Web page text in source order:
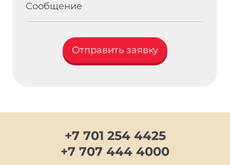
Сообщение
Отправить заявку
+7 701 254 4425
+7 707 444 4000